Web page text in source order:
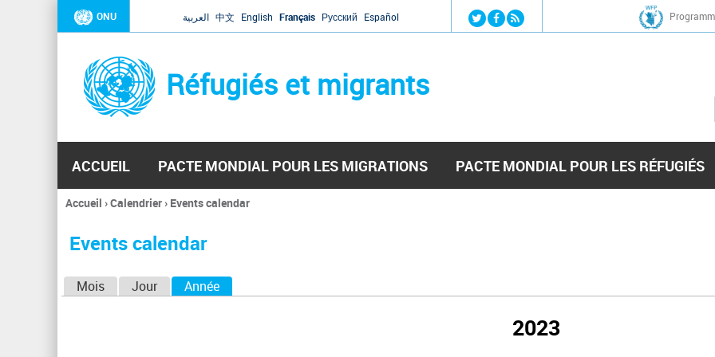
Jump to navigation
ONU العربية 中文 English Français Русский Español
Réfugiés et migrants
ACCUEIL PACTE MONDIAL POUR LES MIGRATIONS PACTE MONDIAL POUR LES RÉFUGIÉS
Vous
ici
Accueil ›Calendrier› Events calendar
Events calendar
Mois Jour Année
2023